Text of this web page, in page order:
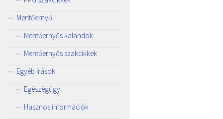
Mentőernyő
Mentőernyős kalandok
Mentőernyős szakcikkek
Egyéb írások
Egészégügy
Hasznos információk